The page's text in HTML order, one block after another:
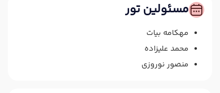
مسئولین تور
مهکامه بیات
محمد علیزاده
منصور نوروزی